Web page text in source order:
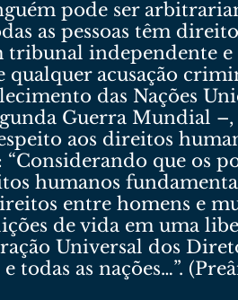
pode ser
as pessoas têm
tribunal independente
qualquer acusação
das Nações
Guerra Mundial
aos direitos
“Considerando que os
humanos
entre homens e
de vida em uma
Universal dos
todas as nações…”.